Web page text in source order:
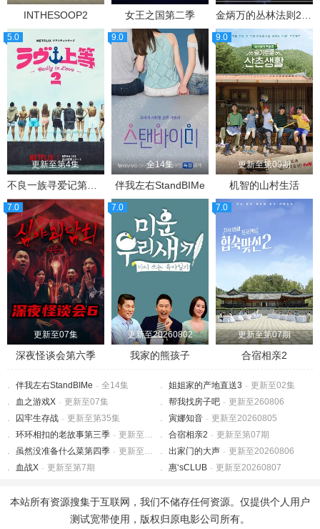
INTHESOOP2 女王之国第二季
5.0
更新至第4集
9.0
全14集
伴我左右StandBIMe
9.0
更新至第09期
机智的山村生活
7.0
更新至07集
深夜怪谈会第六季
7.0
更新至20260802
我家的熊孩子
7.0
更新至第07期
合宿相亲2
伴我左右StandBIMe - 全14集 姐姐家的产地直送3 - 更新至02集
血之游戏X - 更新至07集 帮我找房子吧 - 更新至260806
囚牢生存战 - 更新至第35集 寅娜知音 - 更新至20260805
环环相扣的老故事第三季 - 更新至第235集 合宿相亲2 - 更新至第07期
虽然没准备什么菜第四季 - 更新至第12期 出家门的大声 - 更新至20260806
血战X - 更新至第7期 惠‘sCLUB - 更新至20260807
本站所有资源搜集于互联网，我们不储存任何资源。仅提供个人用户
测试宽带使用，版权归原电影公司所有。